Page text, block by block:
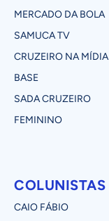
MERCADO DA BOLA
SAMUCA TV
CRUZEIRO NA MÍDIA
BASE
SADA CRUZEIRO
FEMININO
COLUNISTAS
CAIO FÁBIO